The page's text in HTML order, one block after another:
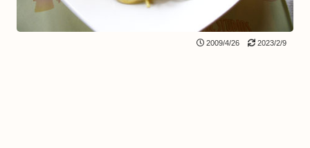
2009/4/26 2023/2/9